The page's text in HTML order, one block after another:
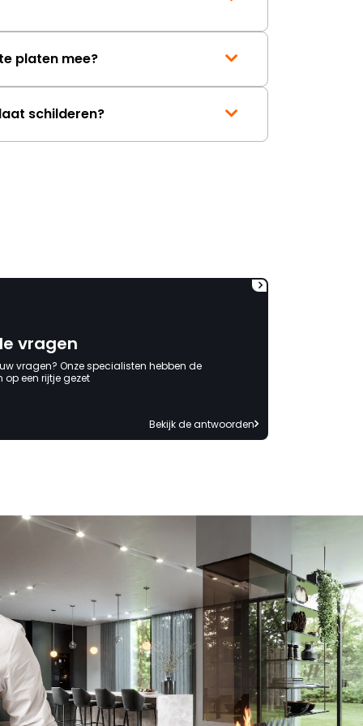
dus net 1 dag weg was moest
terug komen om gat op maat
te boren hetgeen onnodige
bracht (net 3 dagen bezig
geweest) terwijl er
aantoonbare fouten waren
gemaakt bij Kachels en
maken. Jammer dat
of mijzelf wordt neergelegd. "
platen mee?
schilderen?
vragen
vragen? Onze specialisten hebben de
een rijtje gezet
Bekijk de antwoorden